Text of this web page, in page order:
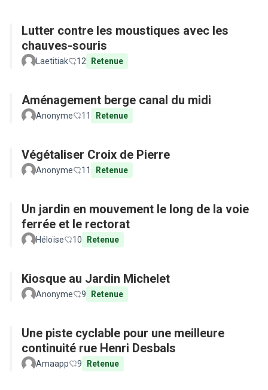
Lutter contre les moustiques avec les
chauves-souris
Laetitiak 12 Retenue
Aménagement berge canal du midi
Anonyme 11 Retenue
Végétaliser Croix de Pierre
Anonyme 11 Retenue
Un jardin en mouvement le long de la voie
ferrée et le rectorat
Héloïse 10 Retenue
Kiosque au Jardin Michelet
Anonyme 9 Retenue
Une piste cyclable pour une meilleure
continuité rue Henri Desbals
Amaapp 9 Retenue